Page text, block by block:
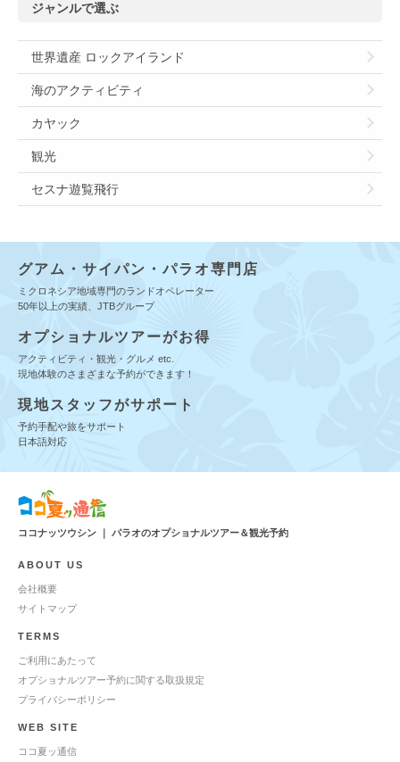
ジャンルで選ぶ
世界遺産 ロックアイランド
海のアクティビティ
カヤック
観光
セスナ遊覧飛行
グアム・サイパン・パラオ専門店
ミクロネシア地域専門のランドオペレーター
50年以上の実績、JTBグループ
オプショナルツアーがお得
アクティビティ・観光・グルメ etc.
現地体験のさまざまな予約ができます！
現地スタッフがサポート
予約手配や旅をサポート
日本語対応
ココナッツウシン ｜ パラオのオプショナルツアー＆観光予約
ABOUT US
会社概要
サイトマップ
TERMS
ご利用にあたって
オプショナルツアー予約に関する取扱規定
プライバシーポリシー
WEB SITE
ココ夏ッ通信